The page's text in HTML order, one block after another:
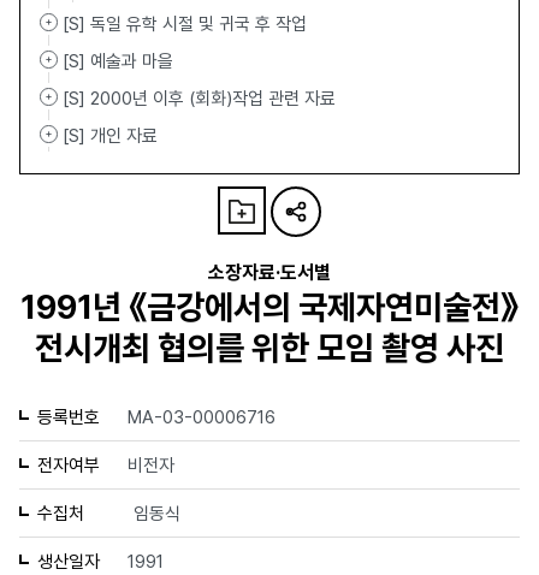
[S] 독일 유학 시절 및 귀국 후 작업
[S] 예술과 마을
[S] 2000년 이후 (회화)작업 관련 자료
[S] 개인 자료
소장자료·도서별
1991년 《금강에서의 국제자연미술전》
전시개최 협의를 위한 모임 촬영 사진
등록번호 MA-03-00006716
전자여부 비전자
수집처 임동식
생산일자 1991